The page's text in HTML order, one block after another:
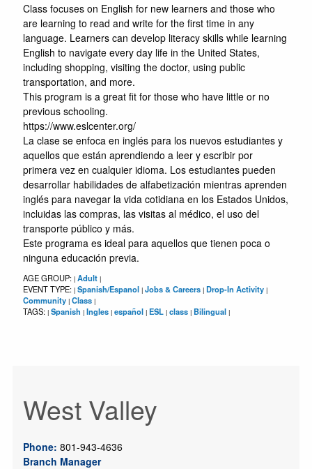
Class focuses on English for new learners and those who
are learning to read and write for the first time in any
language. Learners can develop literacy skills while learning
English to navigate every day life in the United States,
including shopping, visiting the doctor, using public
transportation, and more.
This program is a great fit for those who have little or no
previous schooling.
https://www.eslcenter.org/
La clase se enfoca en inglés para los nuevos estudiantes y
aquellos que están aprendiendo a leer y escribir por
primera vez en cualquier idioma. Los estudiantes pueden
desarrollar habilidades de alfabetización mientras aprenden
inglés para navegar la vida cotidiana en los Estados Unidos,
incluidas las compras, las visitas al médico, el uso del
transporte público y más.
Este programa es ideal para aquellos que tienen poca o
ninguna educación previa.
AGE GROUP: | Adult |
EVENT TYPE: | Spanish/Espanol | Jobs & Careers | Drop-In Activity |
Community | Class |
TAGS: | Spanish | Ingles | español | ESL | class | Bilingual |
West Valley
Phone: 801-943-4636
Branch Manager